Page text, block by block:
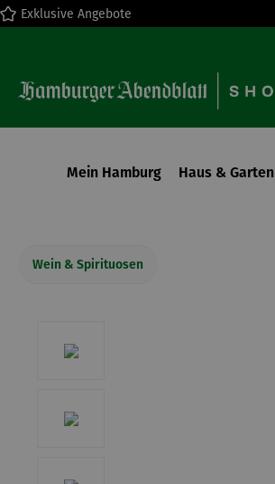
Zur Hauptnavigation springen
Exklusive Angebote
Mein Hamburg Haus & Garten
Wein & Spirituosen